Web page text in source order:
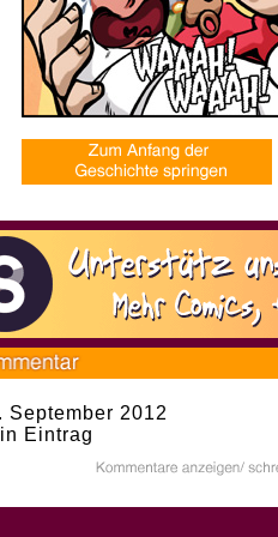
September 2012
Eintrag